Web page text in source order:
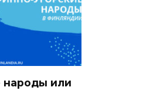
народы или